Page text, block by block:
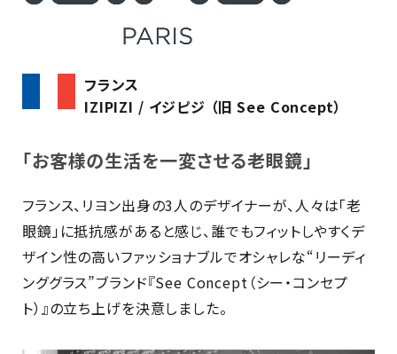
フランス
IZIPIZI / イジピジ （旧 See Concept）
「お客様の生活を一変させる老眼鏡」
フランス、リヨン出身の3人のデザイナーが、人々は「老
眼鏡」に抵抗感があると感じ、誰でもフィットしやすくデ
ザイン性の高いファッショナブルでオシャレな“リーディ
ンググラス”ブランド『See Concept（シー・コンセプ
ト）』の立ち上げを決意しました。